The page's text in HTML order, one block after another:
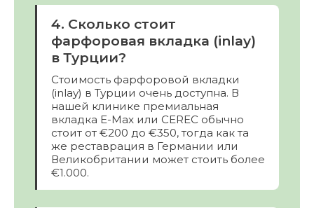
4. Сколько стоит
фарфоровая вкладка (inlay)
в Турции?
Стоимость фарфоровой вкладки
(inlay) в Турции очень доступна. В
нашей клинике премиальная
вкладка E-Max или CEREC обычно
стоит от €200 до €350, тогда как та
же реставрация в Германии или
Великобритании может стоить более
€1.000.